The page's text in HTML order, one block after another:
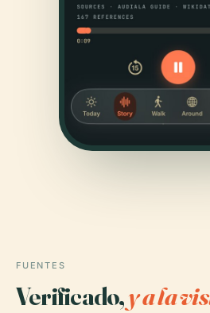
FUENTES
Verificado,y a la